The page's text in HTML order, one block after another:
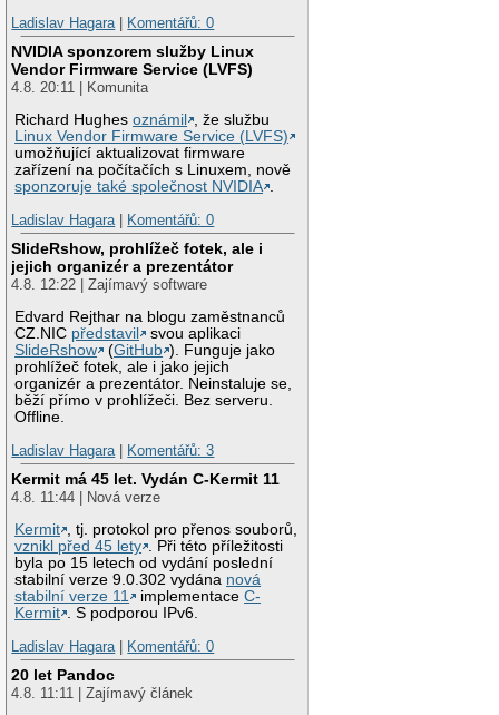
Ladislav Hagara
Komentářů: 0
NVIDIA sponzorem služby Linux
Vendor Firmware Service (LVFS)
4.8. 20:11 | Komunita
Richard Hughesoznámil
, že službu
Linux Vendor Firmware Service (LVFS)
umožňující aktualizovat firmware
zařízení na počítačích s Linuxem, nově
sponzoruje také společnost NVIDIA .
Ladislav Hagara | Komentářů: 0
SlideRshow, prohlížeč fotek, ale i
jejich organizér a prezentátor
4.8. 12:22 | Zajímavý software
Edvard Rejthar na blogu zaměstnanců
CZ.NIC představil
svou aplikaci
SlideRshow
(GitHub ). Funguje jako
prohlížeč fotek, ale i jako jejich
organizér a prezentátor. Neinstaluje se,
běží přímo v prohlížeči. Bez serveru.
Offline.
Ladislav Hagara | Komentářů: 3
Kermit má 45 let. Vydán C-Kermit 11
4.8. 11:44 | Nová verze
Kermit , tj. protokol pro přenos souborů,
vznikl před 45 lety . Při této příležitosti
byla po 15 letech od vydání poslední
stabilní verze 9.0.302 vydána nová
stabilní verze 11
implementaceC-
Kermit . S podporou IPv6.
Ladislav Hagara | Komentářů: 0
20 let Pandoc
4.8. 11:11 | Zajímavý článek